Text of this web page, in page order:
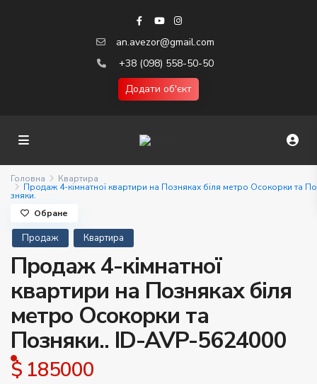
an.avezor@gmail.com
+38 (098) 558-50-50
Додати об'єкт
Головна Квартира
Продаж 4-кімнатної квартири на Позняках біля метро Осокорки та По
зняки.
Продаж Квартира
Продаж 4-кімнатної
квартири на Позняках біля
метро Осокорки та
Позняки.. ID-AVP-5624000
$ 185000
Обране